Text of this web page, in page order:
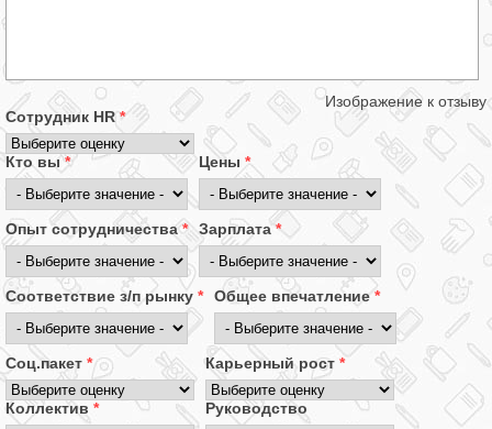
Изображение к отзыву
Сотрудник HR*
Кто вы* Цены *
Опыт сотрудничества* Зарплата*
Соответствие з/п рынку * Общее впечатление*
Соц.пакет * Карьерный рост *
Коллектив * Руководство